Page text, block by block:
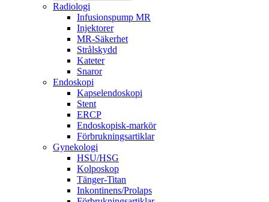
Radiologi
Infusionspump MR
Injektorer
MR-Säkerhet
Strålskydd
Kateter
Snaror
Endoskopi
Kapselendoskopi
Stent
ERCP
Endoskopisk-markör
Förbrukningsartiklar
Gynekologi
HSU/HSG
Kolposkop
Tänger-Titan
Inkontinens/Prolaps